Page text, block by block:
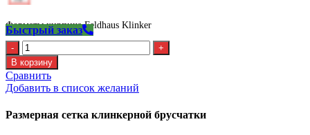
Форматы кирпича Feldhaus Klinker
Быстрый заказ
Количество
Клинкерный
кирпич
Feldhaus
K
NF
В корзину
Сравнить
Добавить в список желаний
Размерная сетка клинкерной брусчатки